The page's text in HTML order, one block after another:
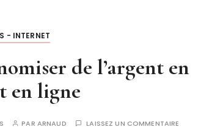
- INTERNET
de l’argent en
en ligne
PAR ARNAUD LAISSEZ UN COMMENTAIRE